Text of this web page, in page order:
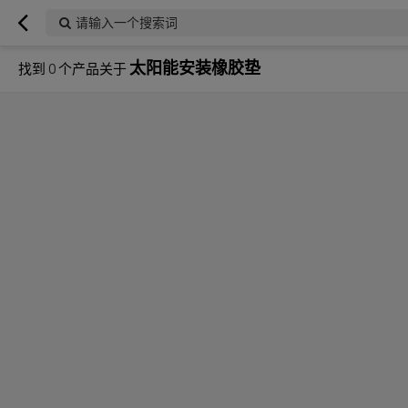
请输入一个搜索词
找到 0个产品关于太阳能安装橡胶垫